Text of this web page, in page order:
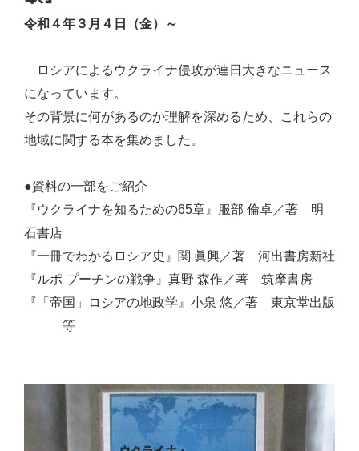
令和４年３月４日（金）～
ロシアによるウクライナ侵攻が連日大きなニュース
になっています。
その背景に何があるのか理解を深めるため、これらの
地域に関する本を集めました。
●資料の一部をご紹介
『ウクライナを知るための65章』服部 倫卓／著 明
石書店
『一冊でわかるロシア史』関 眞興／著 河出書房新社
『ルポ プーチンの戦争』真野 森作／著 筑摩書房
『「帝国」ロシアの地政学』小泉 悠／著 東京堂出版
等